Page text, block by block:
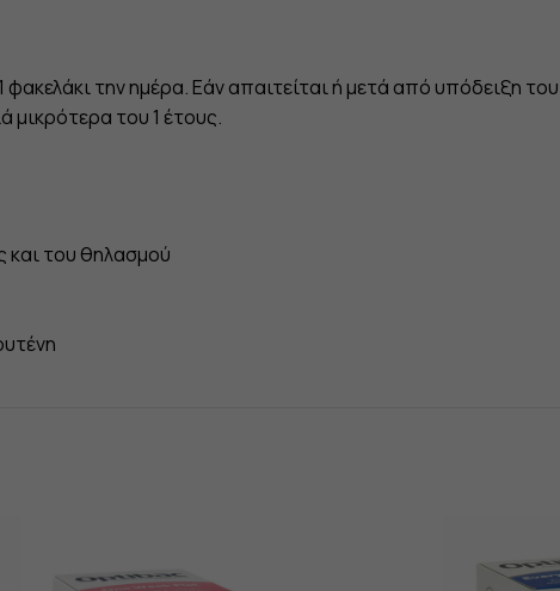
φακελάκι την ημέρα. Εάν απαιτείται ή μετά από υπόδειξη
μικρότερα του 1 έτους.
και του θηλασμού